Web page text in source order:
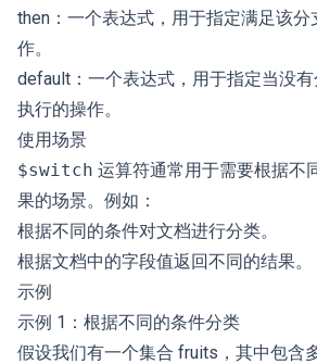
then：一个表达式，用于指定满足该
作。
default：一个表达式，用于指定当没
执行的操作。
使用场景
$switch 运算符通常用于需要根据不
果的场景。例如：
根据不同的条件对文档进行分类。
根据文档中的字段值返回不同的结果。
示例
示例 1：根据不同的条件分类
假设我们有一个集合 fruits，其中包含